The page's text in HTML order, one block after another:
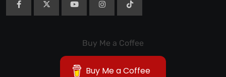
Buy Me a Coffee
Buy Me a Coffee